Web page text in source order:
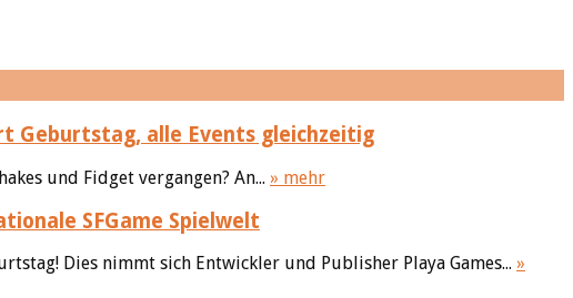
Geburtstag, alle Events gleichzeitig
und Fidget vergangen? An... » mehr
SFGame Spielwelt
Dies nimmt sich Entwickler und Publisher Playa Games... »